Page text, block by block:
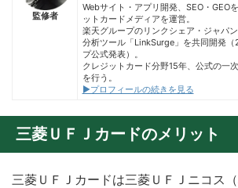
監修者
Webサイト・アプリ開発、SEO・GEO
ットカードメディアを運営。
楽天グループのリンクシェア・ジャパ
分析ツール「LinkSurge」を共同開発
プ公式発表）。
クレジットカード分野15年、公式の一
を行う。
▶プロフィールの続きを見る
三菱ＵＦＪカードのメリット
三菱ＵＦＪカードは三菱ＵＦＪニコス